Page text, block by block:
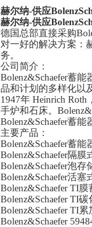
赫尔纳-供应
赫尔纳-供应
德国总部直接采购
对一好的解决方案：
务。
公司简介：
Bolenz&Schaefer蓄
品和计划的多样化以
1947年 Heinrich Roth
手炉和石床。
Bolenz&Schaefer蓄
主要产品：
Bolenz&Schaefer蓄能
Bolenz&Schaefer隔膜
Bolenz&Schaefer泡存
Bolenz&Schaefer活塞
Bolenz&Schaefer TI
Bolenz&Schaefer TI
Bolenz&Schaefer TI累
Bolenz&Schaefer